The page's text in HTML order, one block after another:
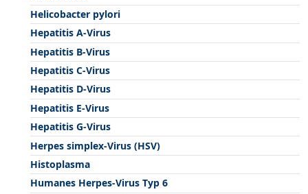
Helicobacter pylori
Hepatitis A-Virus
Hepatitis B-Virus
Hepatitis C-Virus
Hepatitis D-Virus
Hepatitis E-Virus
Hepatitis G-Virus
Herpes simplex-Virus (HSV)
Histoplasma
Humanes Herpes-Virus Typ 6